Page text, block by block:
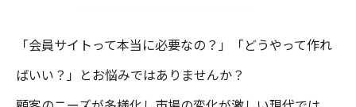
「会員サイトって本当に必要なの？」「どうやって作れ
ばいい？」とお悩みではありませんか？